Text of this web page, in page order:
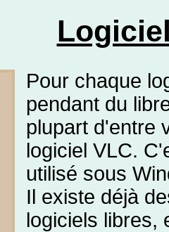
Pour chaque
pendant du
plupart d'entre
logiciel VLC.
utilisé sous
Il existe déjà
logiciels libres,